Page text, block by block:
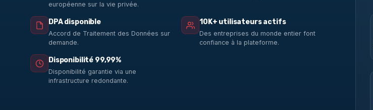
européenne sur la vie privée.
DPA disponible
Accord de Traitement des Données sur
demande.
10K+ utilisateurs actifs
Des entreprises du monde entier font
confiance à la plateforme.
Disponibilité 99,99%
Disponibilité garantie via une
infrastructure redondante.